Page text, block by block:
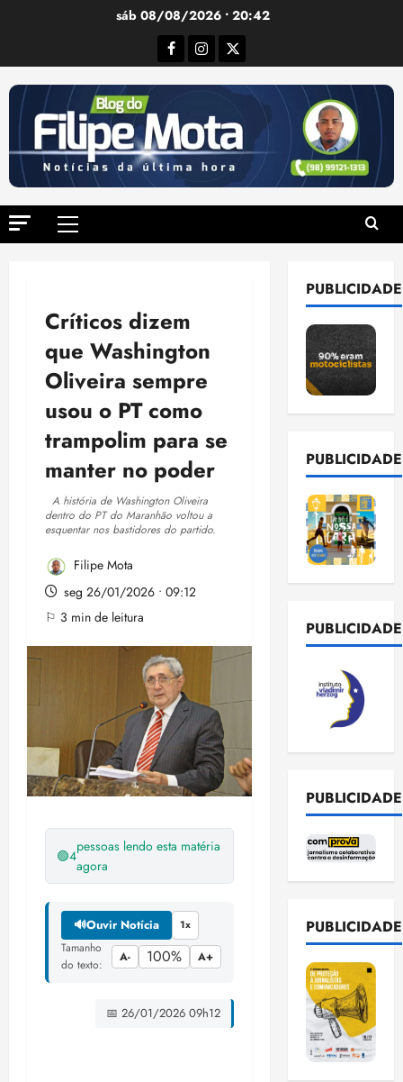
sáb 08/08/2026 • 20:42
Facebook
Instagram
Twitter
Menu
Críticos dizem
que Washington
Oliveira sempre
usou o PT como
trampolim para se
manter no poder
A história de Washington Oliveira
dentro do PT do Maranhão voltou a
esquentar nos bastidores do partido.
Filipe Mota
seg 26/01/2026 • 09:12
⚐ 3 min de leitura
🟢4
pessoas lendo esta matéria
agora
🔊Ouvir Notícia 1x
Tamanho
do texto:
A- 100% A+
📅 26/01/2026 09h12
PUBLICIDADE
PUBLICIDADE
PUBLICIDADE
PUBLICIDADE
PUBLICIDADE